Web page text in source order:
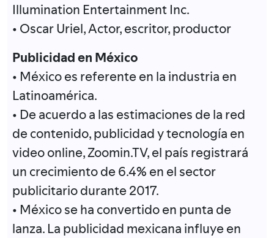
Illumination Entertainment Inc.
• Oscar Uriel, Actor, escritor, productor
Publicidad en México
• México es referente en la industria en
Latinoamérica.
• De acuerdo a las estimaciones de la red
de contenido, publicidad y tecnología en
video online, Zoomin.TV, el país registrará
un crecimiento de 6.4% en el sector
publicitario durante 2017.
• México se ha convertido en punta de
lanza. La publicidad mexicana influye en